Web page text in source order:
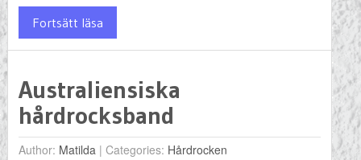
Fortsätt läsa
Australiensiska
hårdrocksband
Author: Matilda | Categories: Hårdrocken